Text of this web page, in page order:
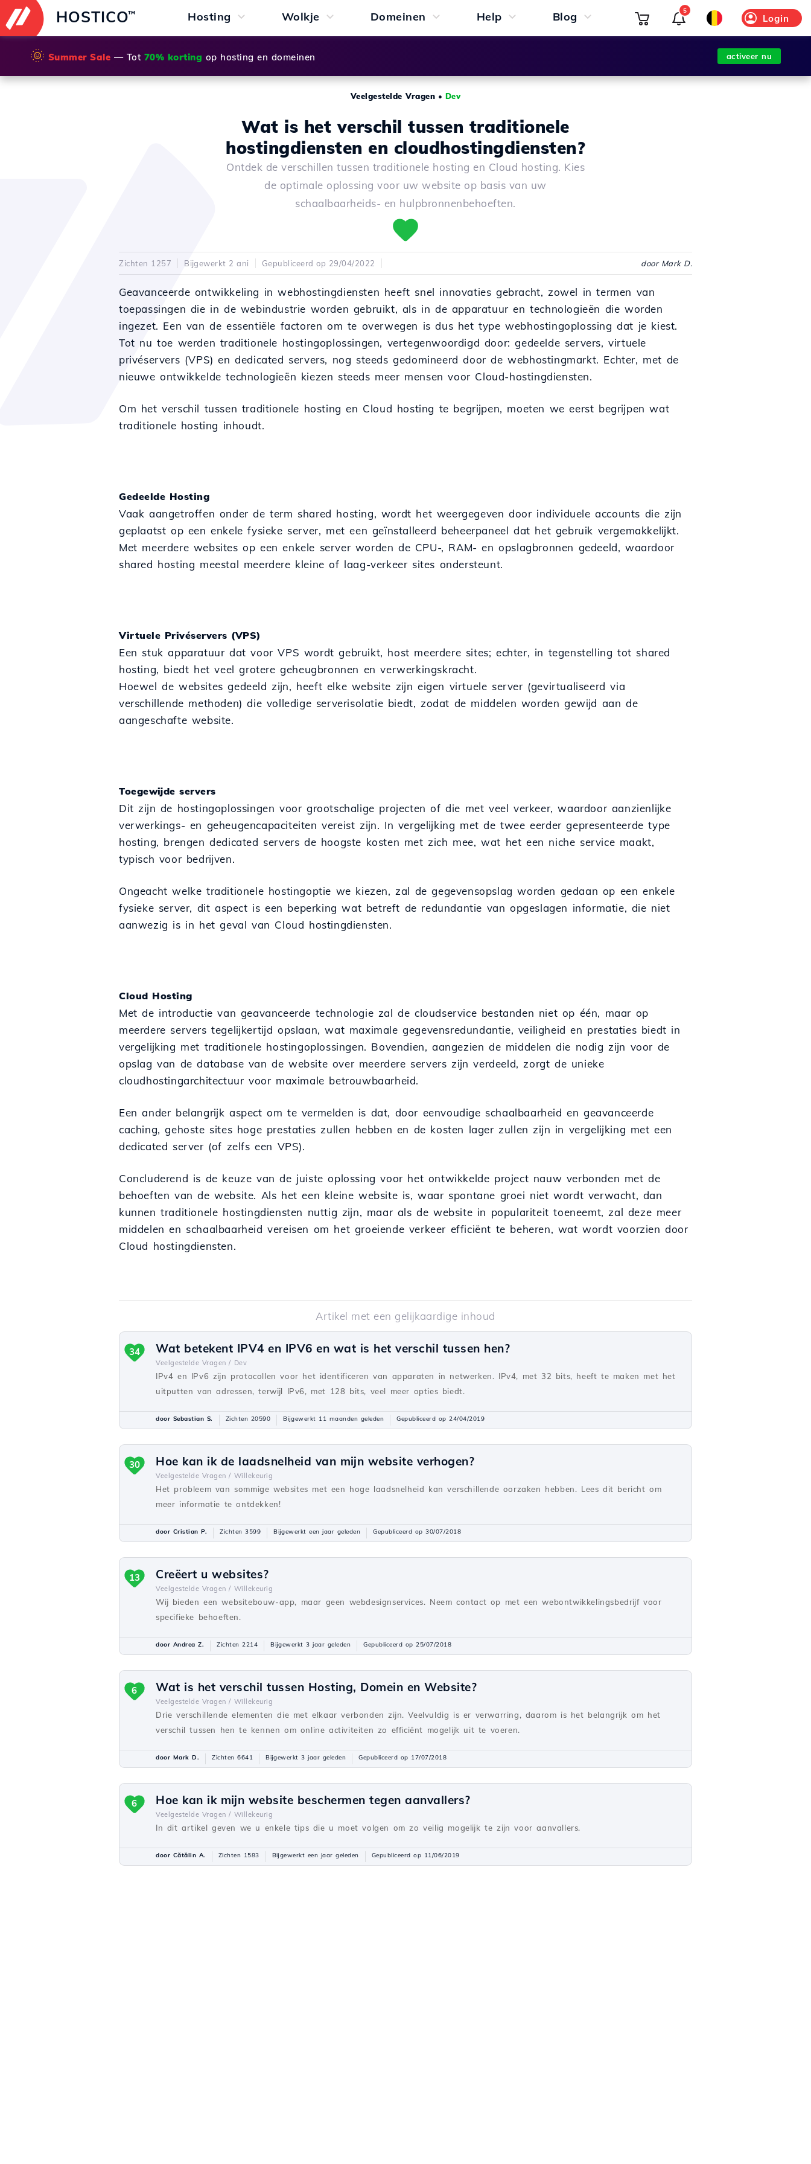
HOSTICO™ Hosting Wolkje Domeinen Help Blog Login
5
🌞 Summer Sale — Tot 70% korting op hosting en domeinen activeer nu
Veelgestelde Vragen • Dev
Wat is het verschil tussen traditionele
hostingdiensten en cloudhostingdiensten?
Ontdek de verschillen tussen traditionele hosting en Cloud hosting. Kies
de optimale oplossing voor uw website op basis van uw
schaalbaarheids- en hulpbronnenbehoeften.
Zichten 1257 Bijgewerkt 2 ani Gepubliceerd op 29/04/2022 door Mark D.
Geavanceerde ontwikkeling in webhostingdiensten heeft snel innovaties gebracht, zowel in termen van
toepassingen die in de webindustrie worden gebruikt, als in de apparatuur en technologieën die worden
ingezet. Een van de essentiële factoren om te overwegen is dus het type webhostingoplossing dat je kiest.
Tot nu toe werden traditionele hostingoplossingen, vertegenwoordigd door: gedeelde servers, virtuele
privéservers (VPS) en dedicated servers, nog steeds gedomineerd door de webhostingmarkt. Echter, met de
nieuwe ontwikkelde technologieën kiezen steeds meer mensen voor Cloud-hostingdiensten.
Om het verschil tussen traditionele hosting en Cloud hosting te begrijpen, moeten we eerst begrijpen wat
traditionele hosting inhoudt.
Gedeelde Hosting
Vaak aangetroffen onder de term shared hosting, wordt het weergegeven door individuele accounts die zijn
geplaatst op een enkele fysieke server, met een geïnstalleerd beheerpaneel dat het gebruik vergemakkelijkt.
Met meerdere websites op een enkele server worden de CPU-, RAM- en opslagbronnen gedeeld, waardoor
shared hosting meestal meerdere kleine of laag-verkeer sites ondersteunt.
Virtuele Privéservers (VPS)
Een stuk apparatuur dat voor VPS wordt gebruikt, host meerdere sites; echter, in tegenstelling tot shared
hosting, biedt het veel grotere geheugbronnen en verwerkingskracht.
Hoewel de websites gedeeld zijn, heeft elke website zijn eigen virtuele server (gevirtualiseerd via
verschillende methoden) die volledige serverisolatie biedt, zodat de middelen worden gewijd aan de
aangeschafte website.
Toegewijde servers
Dit zijn de hostingoplossingen voor grootschalige projecten of die met veel verkeer, waardoor aanzienlijke
verwerkings- en geheugencapaciteiten vereist zijn. In vergelijking met de twee eerder gepresenteerde type
hosting, brengen dedicated servers de hoogste kosten met zich mee, wat het een niche service maakt,
typisch voor bedrijven.
Ongeacht welke traditionele hostingoptie we kiezen, zal de gegevensopslag worden gedaan op een enkele
fysieke server, dit aspect is een beperking wat betreft de redundantie van opgeslagen informatie, die niet
aanwezig is in het geval van Cloud hostingdiensten.
Cloud Hosting
Met de introductie van geavanceerde technologie zal de cloudservice bestanden niet op één, maar op
meerdere servers tegelijkertijd opslaan, wat maximale gegevensredundantie, veiligheid en prestaties biedt in
vergelijking met traditionele hostingoplossingen. Bovendien, aangezien de middelen die nodig zijn voor de
opslag van de database van de website over meerdere servers zijn verdeeld, zorgt de unieke
cloudhostingarchitectuur voor maximale betrouwbaarheid.
Een ander belangrijk aspect om te vermelden is dat, door eenvoudige schaalbaarheid en geavanceerde
caching, gehoste sites hoge prestaties zullen hebben en de kosten lager zullen zijn in vergelijking met een
dedicated server (of zelfs een VPS).
Concluderend is de keuze van de juiste oplossing voor het ontwikkelde project nauw verbonden met de
behoeften van de website. Als het een kleine website is, waar spontane groei niet wordt verwacht, dan
kunnen traditionele hostingdiensten nuttig zijn, maar als de website in populariteit toeneemt, zal deze meer
middelen en schaalbaarheid vereisen om het groeiende verkeer efficiënt te beheren, wat wordt voorzien door
Cloud hostingdiensten.
Artikel met een gelijkaardige inhoud
Wat betekent IPV4 en IPV6 en wat is het verschil tussen hen?
Veelgestelde Vragen / Dev
IPv4 en IPv6 zijn protocollen voor het identificeren van apparaten in netwerken. IPv4, met 32 bits, heeft te maken met het
uitputten van adressen, terwijl IPv6, met 128 bits, veel meer opties biedt.
34
door Sebastian S. Zichten 20590 Bijgewerkt 11 maanden geleden Gepubliceerd op 24/04/2019
Hoe kan ik de laadsnelheid van mijn website verhogen?
Veelgestelde Vragen / Willekeurig
Het probleem van sommige websites met een hoge laadsnelheid kan verschillende oorzaken hebben. Lees dit bericht om
meer informatie te ontdekken!
30
door Cristian P. Zichten 3599 Bijgewerkt een jaar geleden Gepubliceerd op 30/07/2018
Creëert u websites?
Veelgestelde Vragen / Willekeurig
Wij bieden een websitebouw-app, maar geen webdesignservices. Neem contact op met een webontwikkelingsbedrijf voor
specifieke behoeften.
13
door Andrea Z. Zichten 2214 Bijgewerkt 3 jaar geleden Gepubliceerd op 25/07/2018
Wat is het verschil tussen Hosting, Domein en Website?
Veelgestelde Vragen / Willekeurig
Drie verschillende elementen die met elkaar verbonden zijn. Veelvuldig is er verwarring, daarom is het belangrijk om het
verschil tussen hen te kennen om online activiteiten zo efficiënt mogelijk uit te voeren.
6
door Mark D. Zichten 6641 Bijgewerkt 3 jaar geleden Gepubliceerd op 17/07/2018
Hoe kan ik mijn website beschermen tegen aanvallers?
Veelgestelde Vragen / Willekeurig
In dit artikel geven we u enkele tips die u moet volgen om zo veilig mogelijk te zijn voor aanvallers.
6
door Cătălin A. Zichten 1583 Bijgewerkt een jaar geleden Gepubliceerd op 11/06/2019